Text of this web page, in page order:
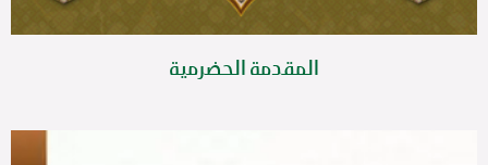
المقدمة الحضرمية